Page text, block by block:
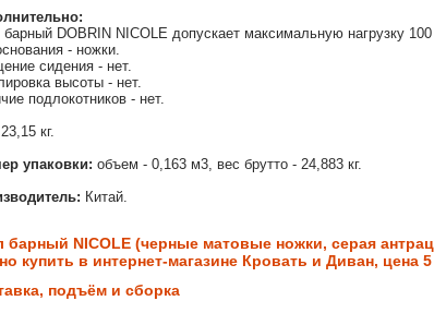
DOBRIN NICOLE допускает максимальную нагрузку 100
- ножки.
сидения - нет.
высоты - нет.
подлокотников - нет.
23,15 кг.
упаковки: объем - 0,163 м3, вес брутто - 24,883 кг.
Китай.
барный NICOLE (черные матовые ножки, серая
купить в интернет-магазине Кровать и Диван, цена
подъём и сборка